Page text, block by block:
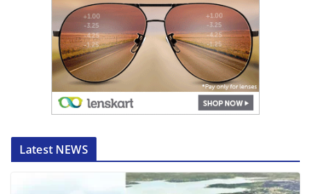
Latest NEWS